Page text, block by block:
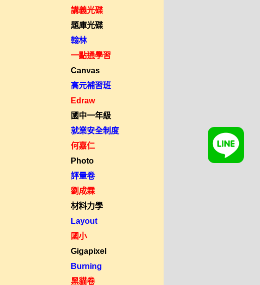
講義光碟
題庫光碟
翰林
一點通學習
Canvas
高元補習班
Edraw
國中一年級
就業安全制度
何嘉仁
Photo
評量卷
劉成霖
材料力學
Layout
國小
Gigapixel
Burning
黑貓卷